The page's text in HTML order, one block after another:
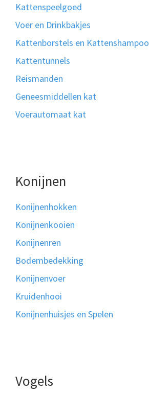
Kattenspeelgoed
Voer en Drinkbakjes
Kattenborstels en Kattenshampoo
Kattentunnels
Reismanden
Geneesmiddellen kat
Voerautomaat kat
Konijnen
Konijnenhokken
Konijnenkooien
Konijnenren
Bodembedekking
Konijnenvoer
Kruidenhooi
Konijnenhuisjes en Spelen
Vogels